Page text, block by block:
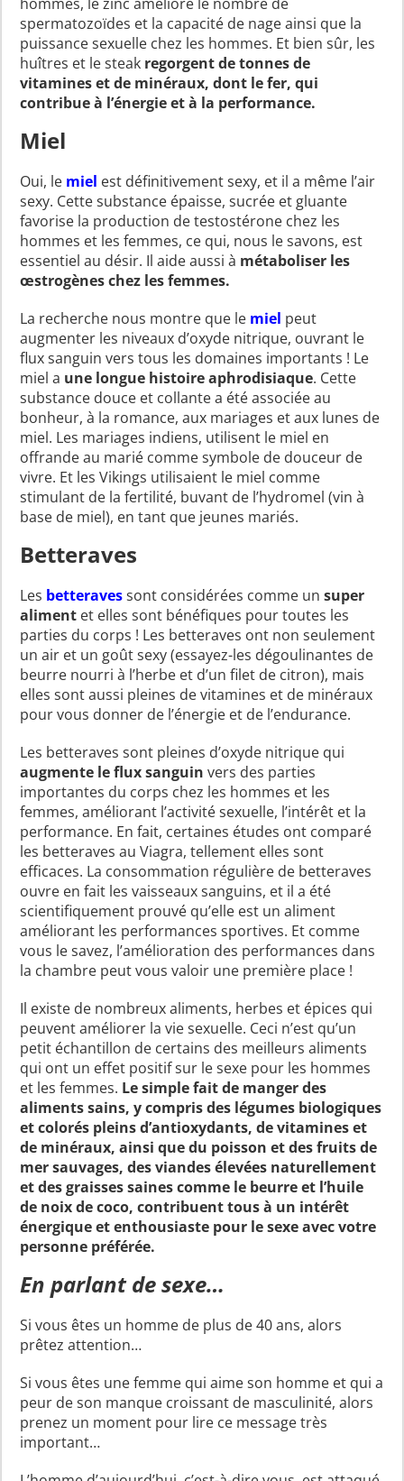
spermatozoïdes et la capacité de nage ainsi que la
puissance sexuelle chez les hommes. Et bien sûr, les
huîtres et le steak regorgent de tonnes de
vitamines et de minéraux, dont le fer, qui
contribue à l’énergie et à la performance.
Miel
Oui, le miel est définitivement sexy, et il a même l’air
sexy. Cette substance épaisse, sucrée et gluante
favorise la production de testostérone chez les
hommes et les femmes, ce qui, nous le savons, est
essentiel au désir. Il aide aussi à métaboliser les
œstrogènes chez les femmes.
La recherche nous montre que le miel peut
augmenter les niveaux d’oxyde nitrique, ouvrant le
flux sanguin vers tous les domaines importants ! Le
miel a une longue histoire aphrodisiaque. Cette
substance douce et collante a été associée au
bonheur, à la romance, aux mariages et aux lunes de
miel. Les mariages indiens, utilisent le miel en
offrande au marié comme symbole de douceur de
vivre. Et les Vikings utilisaient le miel comme
stimulant de la fertilité, buvant de l’hydromel (vin à
base de miel), en tant que jeunes mariés.
Betteraves
Les betteravessont considérées comme unsuper
aliment et elles sont bénéfiques pour toutes les
parties du corps ! Les betteraves ont non seulement
un air et un goût sexy (essayez-les dégoulinantes de
beurre nourri à l’herbe et d’un filet de citron), mais
elles sont aussi pleines de vitamines et de minéraux
pour vous donner de l’énergie et de l’endurance.
Les betteraves sont pleines d’oxyde nitrique qui
augmente le flux sanguin vers des parties
importantes du corps chez les hommes et les
femmes, améliorant l’activité sexuelle, l’intérêt et la
performance. En fait, certaines études ont comparé
les betteraves au Viagra, tellement elles sont
efficaces. La consommation régulière de betteraves
ouvre en fait les vaisseaux sanguins, et il a été
scientifiquement prouvé qu’elle est un aliment
améliorant les performances sportives. Et comme
vous le savez, l’amélioration des performances dans
la chambre peut vous valoir une première place !
Il existe de nombreux aliments, herbes et épices qui
peuvent améliorer la vie sexuelle. Ceci n’est qu’un
petit échantillon de certains des meilleurs aliments
qui ont un effet positif sur le sexe pour les hommes
et les femmes. Le simple fait de manger des
aliments sains, y compris des légumes biologiques
et colorés pleins d’antioxydants, de vitamines et
de minéraux, ainsi que du poisson et des fruits de
mer sauvages, des viandes élevées naturellement
et des graisses saines comme le beurre et l’huile
de noix de coco, contribuent tous à un intérêt
énergique et enthousiaste pour le sexe avec votre
personne préférée.
En parlant de sexe…
Si vous êtes un homme de plus de 40 ans, alors
prêtez attention…
Si vous êtes une femme qui aime son homme et qui a
peur de son manque croissant de masculinité, alors
prenez un moment pour lire ce message très
important…